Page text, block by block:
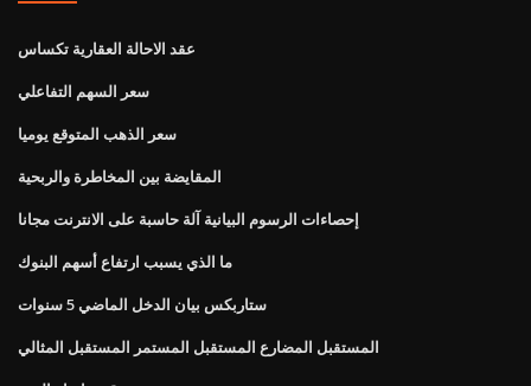
عقد الاحالة العقارية تكساس
سعر السهم التفاعلي
سعر الذهب المتوقع يوميا
المقايضة بين المخاطرة والربحية
إحصاءات الرسوم البيانية آلة حاسبة على الانترنت مجانا
ما الذي يسبب ارتفاع أسهم البنوك
ستاربكس بيان الدخل الماضي 5 سنوات
المستقبل المضارع المستقبل المستمر المستقبل المثالي